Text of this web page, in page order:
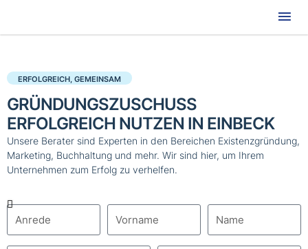
ERFOLGREICH, GEMEINSAM
GRÜNDUNGSZUSCHUSS
ERFOLGREICH NUTZEN IN EINBECK
Unsere Berater sind Experten in den Bereichen Existenzgründung,
Marketing, Buchhaltung und mehr. Wir sind hier, um Ihrem
Unternehmen zum Erfolg zu verhelfen.